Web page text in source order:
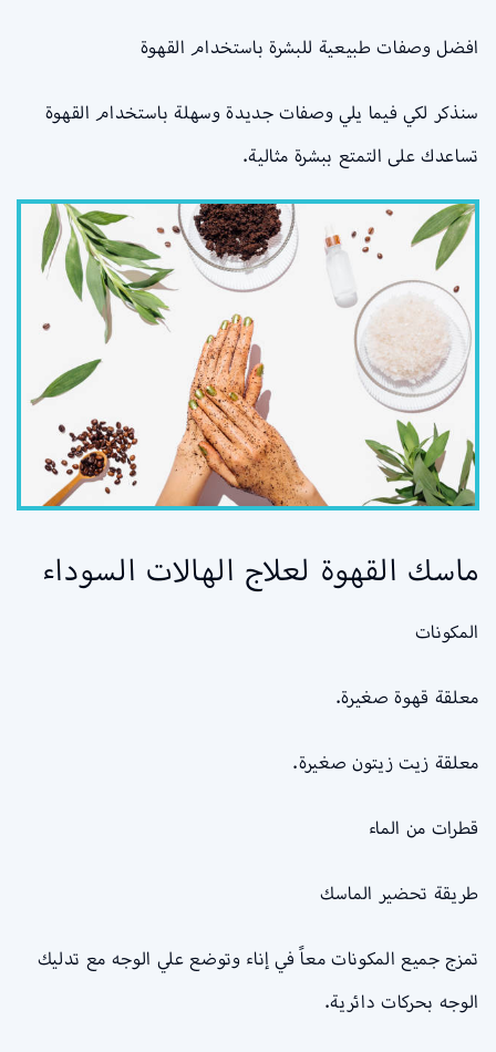
افضل وصفات طبيعية للبشرة باستخدام القهوة
سنذكر لكي فيما يلي وصفات جديدة وسهلة باستخدام القهوة
تساعدك على التمتع ببشرة مثالية.
ماسك القهوة لعلاج الهالات السوداء
المكونات
معلقة قهوة صغيرة.
معلقة زيت زيتون صغيرة.
قطرات من الماء
طريقة تحضير الماسك
تمزج جميع المكونات معاً في إناء وتوضع علي الوجه مع تدليك
الوجه بحركات دائرية.